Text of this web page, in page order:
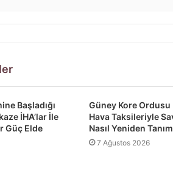
Başladığı
İHA’lar İle
Güç Elde
Güney Kore
Hava Taksileriyle
Nasıl Yeniden
7 Ağustos 2026